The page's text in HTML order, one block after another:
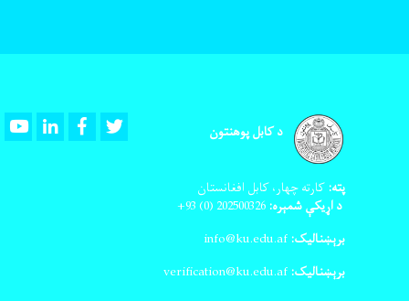
د کابل پوهنتون YoutubeLinkedInFacebook
پته: کارته چهار، کابل افغانستان
د اړیکې شمېره: 202500326
(0) 93+
برېښنالیک:
برېښنالیک: